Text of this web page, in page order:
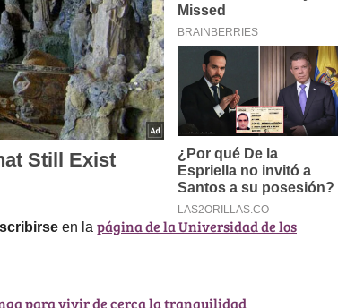
en la página de la Universidad de los
para vivir de cerca la tranquilidad